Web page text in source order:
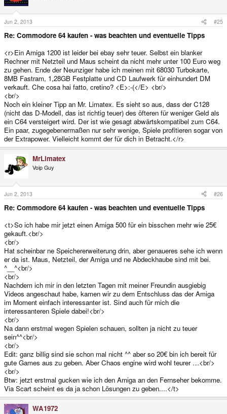
Jun 2, 2013 #25
Re: Commodore 64 kaufen - was beachten und eventuelle Tipps
<r>Ein Amiga 1200 ist leider bei ebay sehr teuer. Selbst ein blanker
Rechner mit Netzteil und Maus scheint da nicht mehr unter 100 Euro weg
zu gehen. Ende der Neunziger habe ich meinen mit 68030 Turbokarte,
8MB Fastram, 1,28GB Festplatte und CD Laufwerk für einhundert DM
verkauft. Che cosa hai fatto, cretino? <E>:-(</E> <br/>
<br/>
Noch ein kleiner Tipp an Mr. Limatex. Es sieht so aus, dass der C128
(nicht das D-Modell, das ist richtig teuer) des öfteren für weniger Geld als
ein C64 versteigert wird. Der ist wie gesagt abwärtskompatibel zum C64.
Ein paar, zugegebenermaßen nur sehr wenige, Spiele profitieren sogar von
der Extrapower. Vielleicht kommt der für dich in Betracht.</r>
MrLimatex
Voip Guy
Jun 2, 2013 #26
Re: Commodore 64 kaufen - was beachten und eventuelle Tipps
<t>So ich habe mir jetzt einen Amiga 500 für ein bisschen mehr wie 25€
gekauft.<br/>
<br/>
Hat scheinbar ne Speichererweiterung drin, aber genaueres sehe ich wenn
er da ist. Maus, Netzteil, der Amiga und ne Abdeckhaube sind mit bei.
^__^<br/>
<br/>
Nachdem ich mir in den letzten Tagen mit meiner Freundin ausgiebig
Videos angeschaut habe, kamen wir zu dem Entschluss das der Amiga
im Moment einfach interessanter ist. Sind auch für mich die
interessanteren Spiele dabei!<br/>
<br/>
Na dann erstmal wegen Spielen schauen, sollten ja nicht zu teuer
sein^^<br/>
<br/>
Edit: ganz billig sind sie schon mal nicht ^^ aber so 20€ bin ich bereit für
gute Games aus zu geben. Aber Chaos engine wird wohl teurer …<br/>
<br/>
Btw: jetzt erstmal gucken wie ich den Amiga an den Fernseher bekomme.
Via Scart scheint es da ja schon Lösungen zu geben....</t>
WA1972